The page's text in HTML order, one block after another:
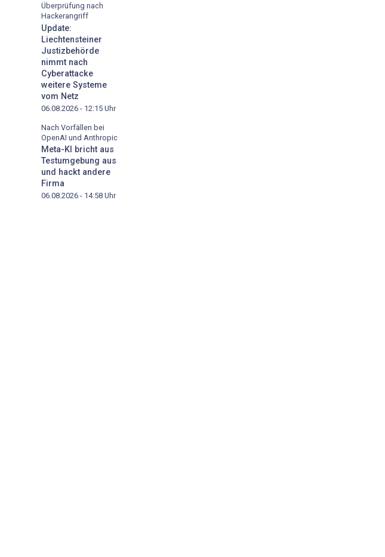
Überprüfung nach
Hackerangriff
Update:
Liechtensteiner
Justizbehörde
nimmt nach
Cyberattacke
weitere Systeme
vom Netz
06.08.2026 - 12:15 Uhr
Nach Vorfällen bei
OpenAI und Anthropic
Meta-KI bricht aus
Testumgebung aus
und hackt andere
Firma
06.08.2026 - 14:58 Uhr